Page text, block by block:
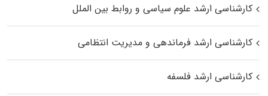
کارشناسی ارشد علوم سیاسی و روابط بین الملل
کارشناسی ارشد فرماندهی و مدیریت انتظامی
کارشناسی ارشد فلسفه